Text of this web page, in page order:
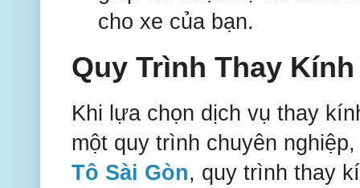
cho xe của bạn.
Quy Trình Thay
Khi lựa chọn dịch vụ thay
một quy trình chuyên
Tô Sài Gòn, quy trình thay